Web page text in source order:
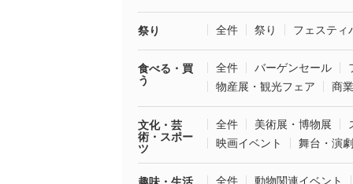
祭り 全件 祭り フェスティ
食べる・買
う
全件 バーゲンセール
物産展・観光フェア
商
文化・芸
術・スポー
ツ
全件 美術展・博物展
映画イベント
舞台・演劇
全件 動物関連イベント